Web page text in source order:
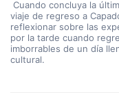
viaje de regreso a
reflexionar sobre las
por la tarde cuando
imborrables de un día
cultural.